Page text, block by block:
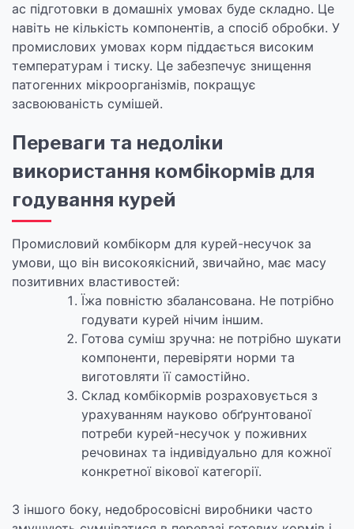
ас підготовки в домашніх умовах буде складно. Це
навіть не кількість компонентів, а спосіб обробки. У
промислових умовах корм піддається високим
температурам і тиску. Це забезпечує знищення
патогенних мікроорганізмів, покращує
засвоюваність сумішей.
Переваги та недоліки
використання комбікормів для
годування курей
Промисловий комбікорм для курей-несучок за
умови, що він високоякісний, звичайно, має масу
позитивних властивостей:
Їжа повністю збалансована. Не потрібно
годувати курей нічим іншим.
Готова суміш зручна: не потрібно шукати
компоненти, перевіряти норми та
виготовляти її самостійно.
Склад комбікормів розраховується з
урахуванням науково обґрунтованої
потреби курей-несучок у поживних
речовинах та індивідуально для кожної
конкретної вікової категорії.
З іншого боку, недобросовісні виробники часто